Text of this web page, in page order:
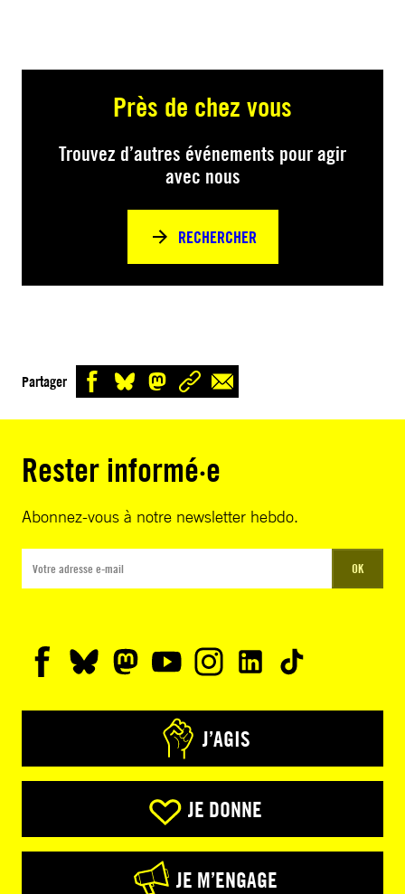
Près de chez vous
Trouvez d’autres événements pour agir
avec nous
RECHERCHER
Partager
Rester informé·e
Abonnez-vous à notre newsletter hebdo.
OK
J’AGIS
JE DONNE
JE M’ENGAGE